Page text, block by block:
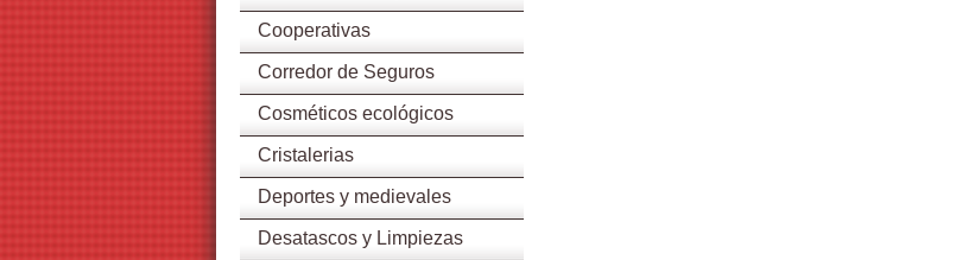
Cooperativas
Corredor de Seguros
Cosméticos ecológicos
Cristalerias
Deportes y medievales
Desatascos y Limpiezas